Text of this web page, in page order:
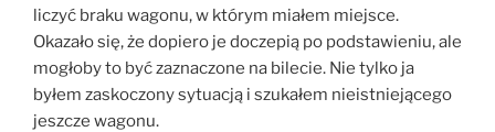
liczyć braku wagonu, w którym miałem miejsce.
Okazało się, że dopiero je doczepią po podstawieniu, ale
mogłoby to być zaznaczone na bilecie. Nie tylko ja
byłem zaskoczony sytuacją i szukałem nieistniejącego
jeszcze wagonu.